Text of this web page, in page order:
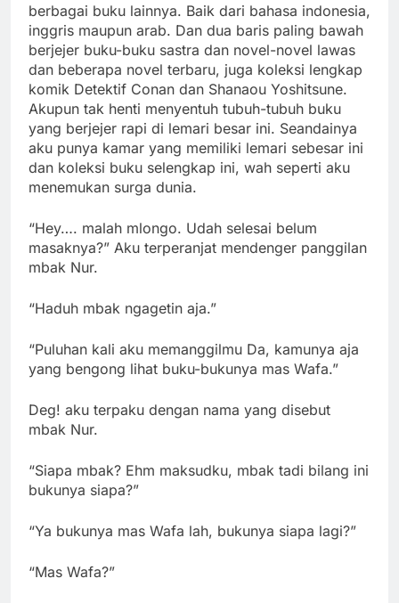
berbagai buku lainnya. Baik dari bahasa indonesia,
inggris maupun arab. Dan dua baris paling bawah
berjejer buku-buku sastra dan novel-novel lawas
dan beberapa novel terbaru, juga koleksi lengkap
komik Detektif Conan dan Shanaou Yoshitsune.
Akupun tak henti menyentuh tubuh-tubuh buku
yang berjejer rapi di lemari besar ini. Seandainya
aku punya kamar yang memiliki lemari sebesar ini
dan koleksi buku selengkap ini, wah seperti aku
menemukan surga dunia.
“Hey…. malah mlongo. Udah selesai belum
masaknya?” Aku terperanjat mendenger panggilan
mbak Nur.
“Haduh mbak ngagetin aja.”
“Puluhan kali aku memanggilmu Da, kamunya aja
yang bengong lihat buku-bukunya mas Wafa.”
Deg! aku terpaku dengan nama yang disebut
mbak Nur.
“Siapa mbak? Ehm maksudku, mbak tadi bilang ini
bukunya siapa?”
“Ya bukunya mas Wafa lah, bukunya siapa lagi?”
“Mas Wafa?”